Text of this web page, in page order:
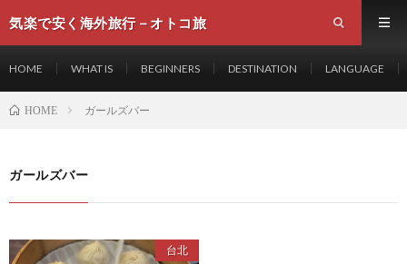
気楽で安く海外旅行－オトコ旅
HOME WHAT IS BEGINNERS DESTINATION LANGUAGE
HOME ガールズバー
ガールズバー
台北